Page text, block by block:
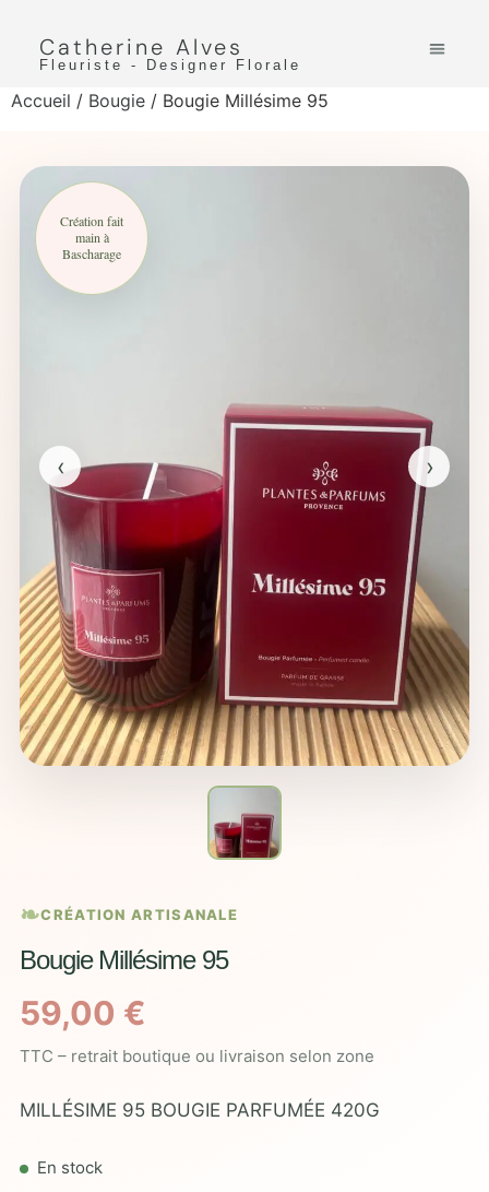
Catherine Alves
Fleuriste - Designer Florale
Accueil / Bougie / Bougie Millésime 95
Création fait
main à
Bascharage
‹ ›
CRÉATION ARTISANALE
Bougie Millésime 95
59,00 €
TTC – retrait boutique ou livraison selon zone
MILLÉSIME 95 BOUGIE PARFUMÉE 420G
En stock